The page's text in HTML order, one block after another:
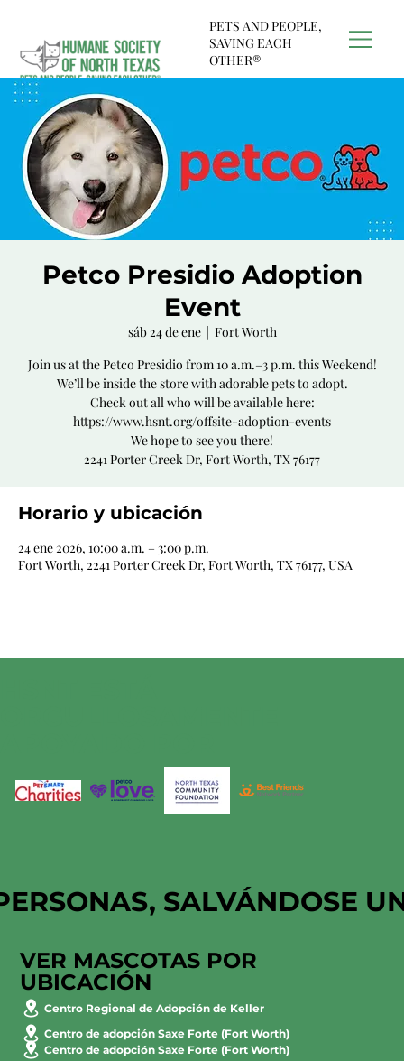
PETS AND PEOPLE,
SAVING EACH
OTHER®
Petco Presidio Adoption
Event
sáb 24 de ene
  |
Fort Worth
Join us at the Petco Presidio from 10 a.m.–3 p.m. this Weekend!
We’ll be inside the store with adorable pets to adopt.
Check out all who will be available here:
https://www.hsnt.org/offsite-adoption-events
We hope to see you there!
2241 Porter Creek Dr, Fort Worth, TX 76177
Horario y ubicación
24 ene 2026, 10:00 a.m. – 3:00 p.m.
Fort Worth, 2241 Porter Creek Dr, Fort Worth, TX 76177, USA
SALVÁNDOSE
VER MASCOTAS POR
UBICACIÓN
Centro Regional de Adopción de Keller
Centro de adopción Saxe Forte (Fort Worth)
Centro de adopción Saxe Forte (Fort Worth)